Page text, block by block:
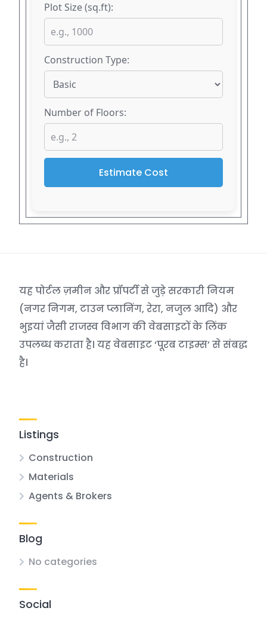
Plot Size (sq.ft):
Construction Type:
Number of Floors:
Estimate Cost
यह पोर्टल ज़मीन और प्रॉपर्टी से जुड़े सरकारी नियम
(नगर निगम, टाउन प्लानिंग, रेरा, नजुल आदि) और
भुइयां जैसी राजस्व विभाग की वेबसाइटों के लिंक
उपलब्ध कराता है। यह वेबसाइट ‘पूरब टाइम्स’ से संबद्ध
है।
Listings
Construction
Materials
Agents & Brokers
Blog
No categories
Social